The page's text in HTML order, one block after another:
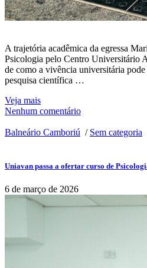
A trajetória acadêmica da egressa
Psicologia pelo Centro Universitário
de como a vivência universitária
pesquisa científica …
Veja mais
Nenhum comentário
Balneário Camboriú / Sem categoria
Uniavan passa a ofertar curso de
6 de março de 2026